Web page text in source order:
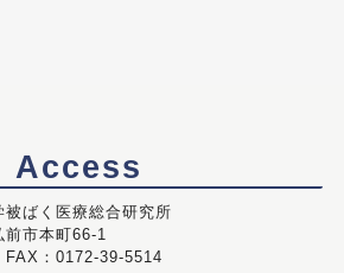
Access
ばく医療総合研究所
市本町66-1
：0172-39-5514